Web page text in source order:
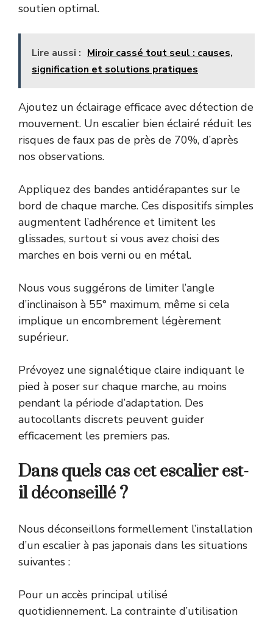
soutien optimal.
Lire aussi : Miroir cassé tout seul : causes,
signification et solutions pratiques
Ajoutez un éclairage efficace avec détection de
mouvement. Un escalier bien éclairé réduit les
risques de faux pas de près de 70%, d’après
nos observations.
Appliquez des bandes antidérapantes sur le
bord de chaque marche. Ces dispositifs simples
augmentent l’adhérence et limitent les
glissades, surtout si vous avez choisi des
marches en bois verni ou en métal.
Nous vous suggérons de limiter l’angle
d’inclinaison à 55° maximum, même si cela
implique un encombrement légèrement
supérieur.
Prévoyez une signalétique claire indiquant le
pied à poser sur chaque marche, au moins
pendant la période d’adaptation. Des
autocollants discrets peuvent guider
efficacement les premiers pas.
Dans quels cas cet escalier est-
il déconseillé ?
Nous déconseillons formellement l’installation
d’un escalier à pas japonais dans les situations
suivantes :
Pour un accès principal utilisé
quotidiennement. La contrainte d’utilisation